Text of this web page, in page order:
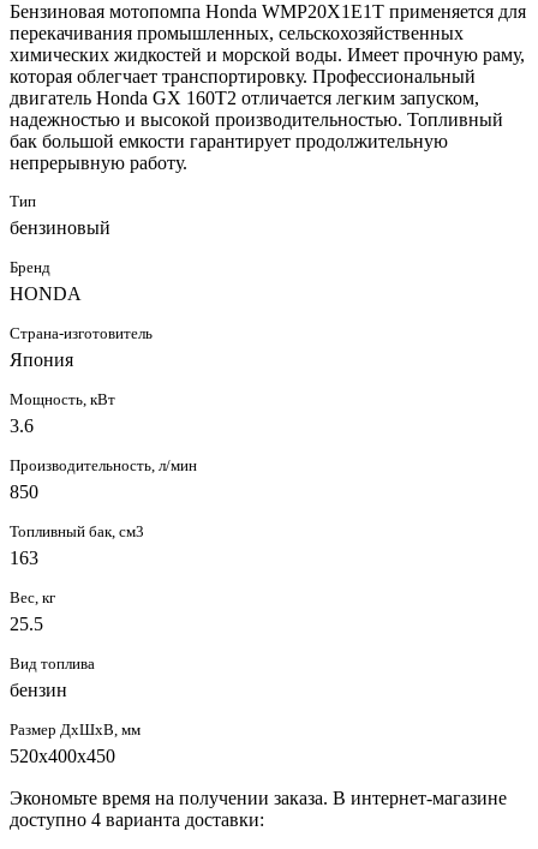
Бензиновая мотопомпа Honda WMP20X1E1T применяется для
перекачивания промышленных, сельскохозяйственных
химических жидкостей и морской воды. Имеет прочную раму,
которая облегчает транспортировку. Профессиональный
двигатель Honda GX 160Т2 отличается легким запуском,
надежностью и высокой производительностью. Топливный
бак большой емкости гарантирует продолжительную
непрерывную работу.
Тип
бензиновый
Бренд
HONDA
Страна-изготовитель
Япония
Мощность, кВт
3.6
Производительность, л/мин
850
Топливный бак, см3
163
Вес, кг
25.5
Вид топлива
бензин
Размер ДхШхВ, мм
520х400х450
Экономьте время на получении заказа. В интернет-магазине
доступно 4 варианта доставки: